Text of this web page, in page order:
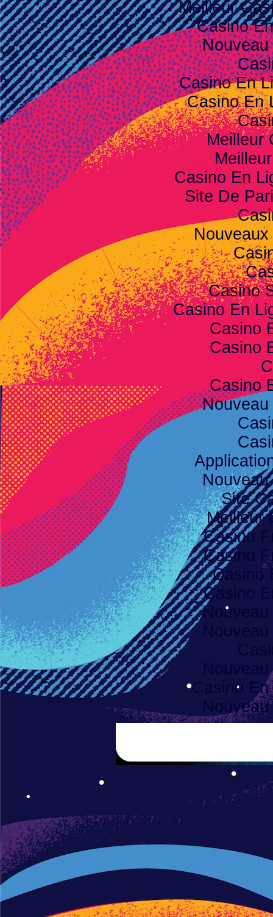
Meilleur
Casino
Casino En
Casino En
Meilleur
Casino En
Site De
Casino
Casino En
Casino
Casino
Casino
Site
Meilleur
Casino
Casino
Casino
Casino
Casino